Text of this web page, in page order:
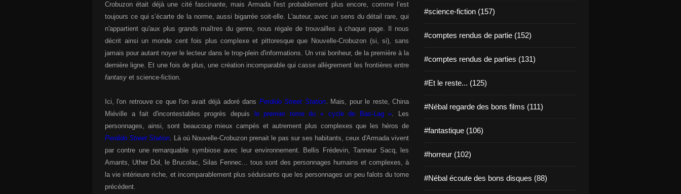
Crobuzon était déjà une cité fascinante, mais Armada l'est probablement plus encore, comme l’est
toujours ce qui s’écarte de la norme, aussi bigarrée soit-elle. L'auteur, avec un sens du détail rare, qui
n'appartient qu'aux plus grands maîtres du genre, nous régale de trouvailles à chaque page. Il nous
décrit ainsi un monde cent fois plus complexe et pittoresque que Nouvelle-Crobuzon (si, si), sans
jamais pour autant noyer le lecteur dans le trop-plein d'informations. Un vrai bonheur, de la première à la
dernière ligne. Et une fois de plus, une création incomparable qui casse allègrement les frontières entre
fantasy et science-fiction.
Ici, l'on retrouve ce que l'on avait déjà adoré dans Perdido Street Station. Mais, pour le reste, China
Miéville a fait d'incontestables progrès depuis
le premier tome du « cycle de Bas-Lag ». Les
personnages, ainsi, sont beaucoup mieux campés et autrement plus complexes que les héros de
Perdido Street Station. Là où Nouvelle-Crobuzon prenait le pas sur ses habitants, ceux d'Armada vivent
par contre une remarquable symbiose avec leur environnement. Bellis Frédevin, Tanneur Sacq, les
Amants, Uther Dol, le Brucolac, Silas Fennec... tous sont des personnages humains et complexes, à
la vie intérieure riche, et incomparablement plus séduisants que les personnages un peu falots du tome
précédent.
#science-fiction (157)
#comptes rendus de partie (152)
#comptes rendus de parties (131)
#Et le reste... (125)
#Nébal regarde des bons films (111)
#fantastique (106)
#horreur (102)
#Nébal écoute des bons disques (88)